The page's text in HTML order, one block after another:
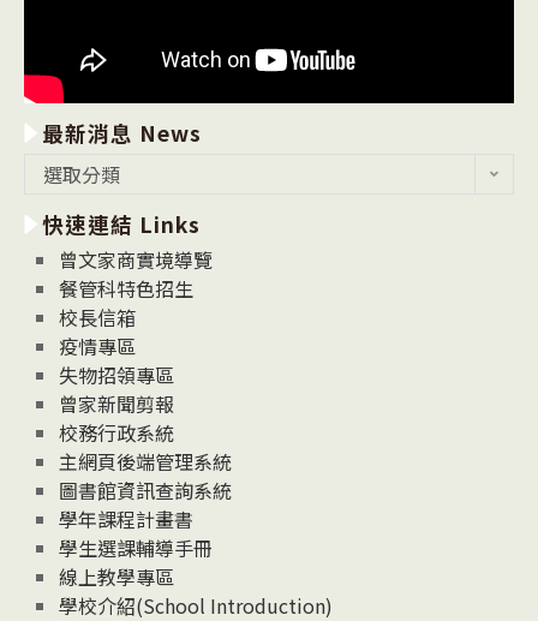
最新消息 News
消
息
News
選取分類
快速連結 Links
曾文家商實境導覽
餐管科特色招生
校長信箱
疫情專區
失物招領專區
曾家新聞剪報
校務行政系統
主網頁後端管理系統
圖書館資訊查詢系統
學年課程計畫書
學生選課輔導手冊
線上教學專區
學校介紹(School Introduction)